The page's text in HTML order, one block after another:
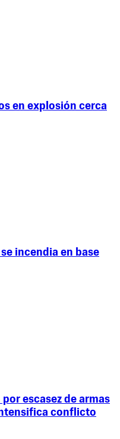
en explosión cerca
incendia en base
escasez de armas
conflicto